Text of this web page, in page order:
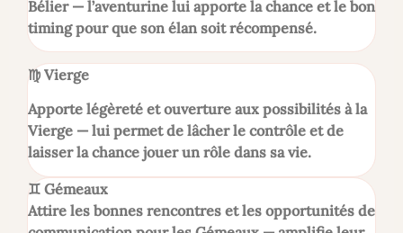
Bélier — l’aventurine lui apporte la chance et le bon
timing pour que son élan soit récompensé.
♍ Vierge
Apporte légèreté et ouverture aux possibilités à la
Vierge — lui permet de lâcher le contrôle et de
laisser la chance jouer un rôle dans sa vie.
♊ Gémeaux
Attire les bonnes rencontres et les opportunités de